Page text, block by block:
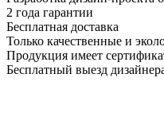
2 года гарантии
Бесплатная доставка
Только качественные и
Продукция имеет
Бесплатный выезд